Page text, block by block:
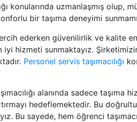
konularında uzmanlaşmış
bir taşıma deneyimi
tercih ederken güvenilirlik ve kalite
hizmeti sunmaktayız. Şirketimizin
Personel servis taşımacılığı
alanında sadece
hedeflemektedir. Bu
Bu sayede, hem öğrenci